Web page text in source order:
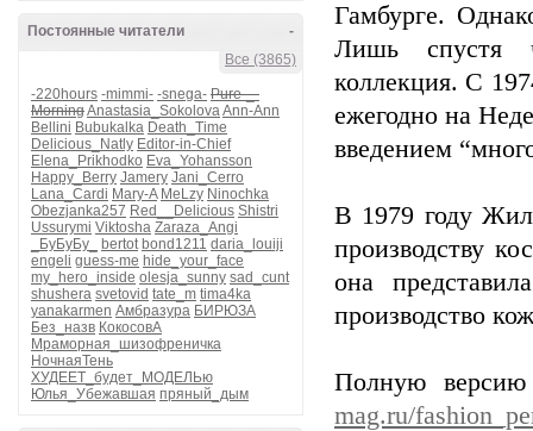
-
Постоянные читатели
Все (3865)
-220hours -mimmi- -snega- Pure-_-
MorningAnastasia_SokolovaAnn-Ann
Bellini Bubukalka Death_Time
Delicious_Natly Editor-in-Chief
Elena_Prikhodko Eva_Yohansson
Happy_Berry Jamery Jani_Cerro
Lana_Cardi Mary-A MeLzy Ninochka
Obezjanka257 Red__Delicious Shistri
Ussurymi Viktosha Zaraza_Angi
_БуБуБу_
bertot bond1211 daria_louiji
engeli guess-me hide_your_face
my_hero_inside olesja_sunny sad_cunt
shushera svetovid tate_m tima4ka
yanakarmen Амбразура БИРЮЗА
Без_назв КокосовА
Мраморная_шизофреничка
НочнаяТень
ХУДЕЕТ_будет_МОДЕЛЬю
Юлья_Убежавшая пряный_дым
Гамбурге.
Лишь спустя
коллекция. С
ежегодно на
введением
В 1979 году
производству
она
производство
Полную
mag.ru/